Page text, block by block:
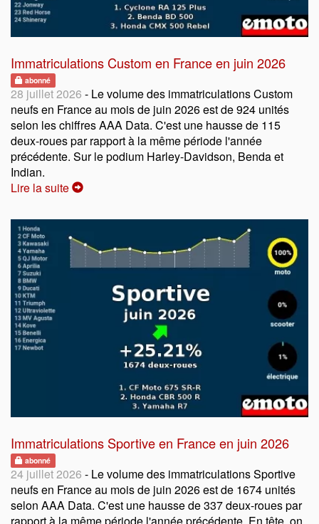
Immatriculations Custom en France en juin 2026
abonné
28 juillet 2026 - Le volume des immatriculations Custom
neufs en France au mois de juin 2026 est de 924 unités
selon les chiffres AAA Data. C'est une hausse de 115
deux-roues par rapport à la même période l'année
précédente. Sur le podium Harley-Davidson, Benda et
Indian.
Lire la suite
Immatriculations Sportive en France en juin 2026
abonné
24 juillet 2026 - Le volume des immatriculations Sportive
neufs en France au mois de juin 2026 est de 1674 unités
selon AAA Data. C'est une hausse de 337 deux-roues par
rapport à la même période l'année précédente. En tête, on